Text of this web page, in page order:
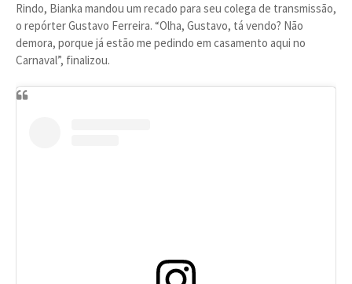
Rindo, Bianka mandou um recado para seu colega de transmissão,
o repórter Gustavo Ferreira. “Olha, Gustavo, tá vendo? Não
demora, porque já estão me pedindo em casamento aqui no
Carnaval”, finalizou.